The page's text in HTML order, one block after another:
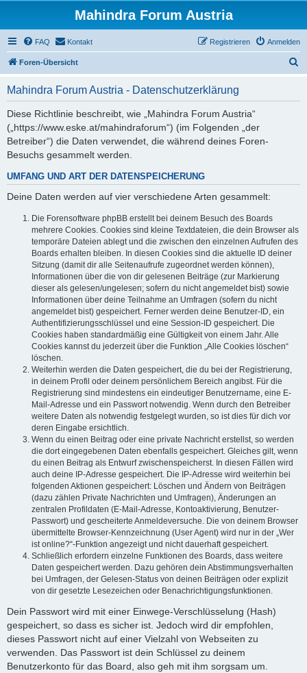
Mahindra Forum Austria
FAQ Kontakt Anmelden
Registrieren
Foren-Übersicht
Mahindra Forum Austria - Datenschutzerklärung
Diese Richtlinie beschreibt, wie „Mahindra Forum Austria“
(„https://www.eske.at/mahindraforum“) (im Folgenden „der
Betreiber“) die Daten verwendet, die während deines Foren-
Besuchs gesammelt werden.
UMFANG UND ART DER DATENSPEICHERUNG
Deine Daten werden auf vier verschiedene Arten gesammelt:
Die Forensoftware phpBB erstellt bei deinem Besuch des Boards
mehrere Cookies. Cookies sind kleine Textdateien, die dein Browser als
temporäre Dateien ablegt und die zwischen den einzelnen Aufrufen des
Boards erhalten bleiben. In diesen Cookies sind die aktuelle ID deiner
Sitzung (damit dir alle Seitenaufrufe zugeordnet werden können),
Informationen über die von dir gelesenen Beiträge (zur Markierung
dieser als gelesen/ungelesen; sofern du nicht angemeldet bist) sowie
Informationen über deine Teilnahme an Umfragen (sofern du nicht
angemeldet bist) gespeichert. Ferner werden deine Benutzer-ID, ein
Authentifizierungsschlüssel und eine Session-ID gespeichert. Die
Cookies haben standardmäßig eine Gültigkeit von einem Jahr. Alle
Cookies kannst du jederzeit über die Funktion „Alle Cookies löschen“
löschen.
Weiterhin werden die Daten gespeichert, die du bei der Registrierung,
in deinem Profil oder deinem persönlichem Bereich angibst. Für die
Registrierung sind mindestens ein eindeutiger Benutzername, eine E-
Mail-Adresse und ein Passwort notwendig. Wenn durch den Betreiber
weitere Daten als notwendig festgelegt wurden, so ist dies für dich vor
deren Eingabe ersichtlich.
Wenn du einen Beitrag oder eine private Nachricht erstellst, so werden
die dort eingegebenen Daten ebenfalls gespeichert. Gleiches gilt, wenn
du einen Beitrag als Entwurf zwischenspeicherst. In diesen Fällen wird
auch deine IP-Adresse gespeichert. Die IP-Adresse wird weiterhin bei
folgenden Aktionen gespeichert: Löschen und Ändern von Beiträgen
(dazu zählen Private Nachrichten und Umfragen), Änderungen an
zentralen Profildaten (E-Mail-Adresse, Kontoaktivierung, Benutzer-
Passwort) und gescheiterte Anmeldeversuche. Die von deinem Browser
übermittelte Browser-Kennzeichnung (User Agent) wird nur in der „Wer
ist online?“-Funktion angezeigt und nicht dauerhaft gespeichert.
Schließlich erfordern einzelne Funktionen des Boards, dass weitere
Daten gespeichert werden. Dazu gehören dein Abstimmungsverhalten
bei Umfragen, der Gelesen-Status von deinen Beiträgen oder explizit
von dir gesetzte Lesezeichen oder Benachrichtigungsfunktionen.
Dein Passwort wird mit einer Einwege-Verschlüsselung (Hash)
gespeichert, so dass es sicher ist. Jedoch wird dir empfohlen,
dieses Passwort nicht auf einer Vielzahl von Webseiten zu
verwenden. Das Passwort ist dein Schlüssel zu deinem
Benutzerkonto für das Board, also geh mit ihm sorgsam um.